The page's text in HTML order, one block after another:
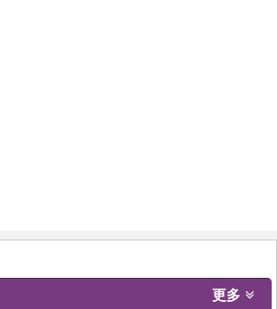
更多